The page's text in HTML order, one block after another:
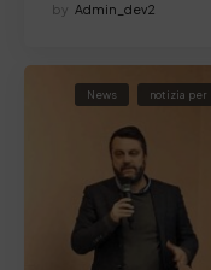
by Admin_dev2
News notizia per